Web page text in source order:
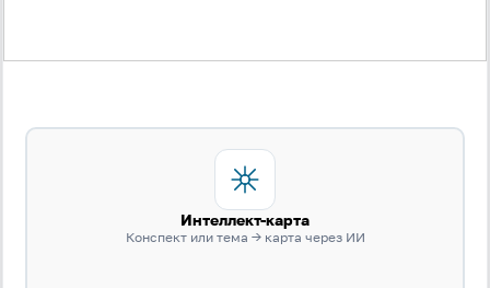
Интеллект-карта
Конспект или тема → карта через ИИ